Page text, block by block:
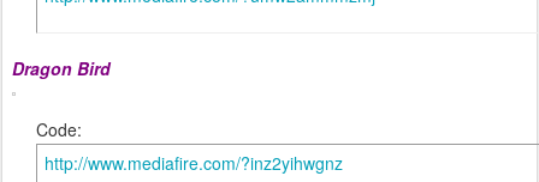
Dragon Bird
Code:
http://www.mediafire.com/?inz2yihwgnz